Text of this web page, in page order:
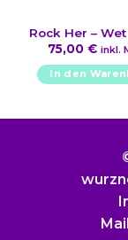
Rock Her –
75,00 € inkl.
In den